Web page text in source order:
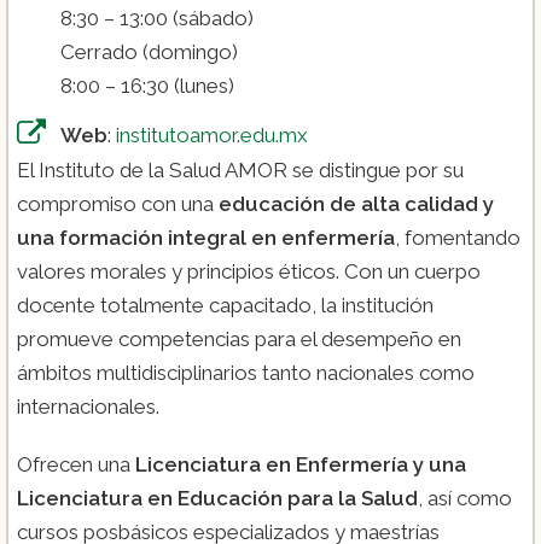
8:30 – 13:00 (sábado)
Cerrado (domingo)
8:00 – 16:30 (lunes)
Web: institutoamor.edu.mx
El Instituto de la Salud AMOR se distingue por su
compromiso con una educación de alta calidad y
una formación integral en enfermería , fomentando
valores morales y principios éticos. Con un cuerpo
docente totalmente capacitado, la institución
promueve competencias para el desempeño en
ámbitos multidisciplinarios tanto nacionales como
internacionales​.
Ofrecen una Licenciatura en Enfermería y una
Licenciatura en Educación para la Salud , así como
cursos posbásicos especializados y maestrías